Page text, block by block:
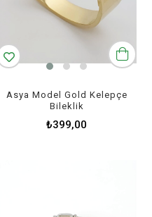
Asya Model Gold Kelepçe
Bileklik
₺399,00